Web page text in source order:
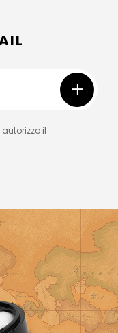
+
autorizzo il